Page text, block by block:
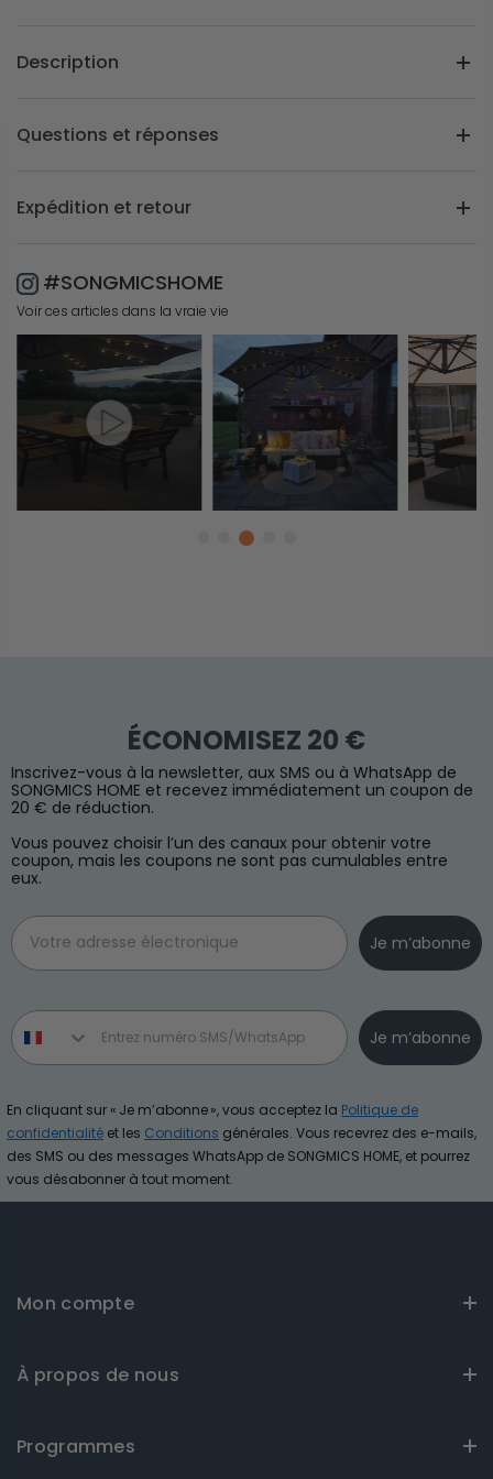
Description
Questions et réponses
Expédition et retour
#SONGMICSHOME
Voir ces articles dans la vraie vie
ÉCONOMISEZ 20 €
Inscrivez-vous à la newsletter, aux SMS ou à WhatsApp de
SONGMICS HOME et recevez immédiatement un coupon de
20 € de réduction.
Vous pouvez choisir l’un des canaux pour obtenir votre
coupon, mais les coupons ne sont pas cumulables entre
eux.
Email
Je m’abonne
Phone number
Je m’abonne
En cliquant sur « Je m’abonne », vous acceptez la Politique de
confidentialité et les Conditions générales. Vous recevrez des e-mails,
des SMS ou des messages WhatsApp de SONGMICS HOME, et pourrez
vous désabonner à tout moment.
Mon compte
À propos de nous
Programmes